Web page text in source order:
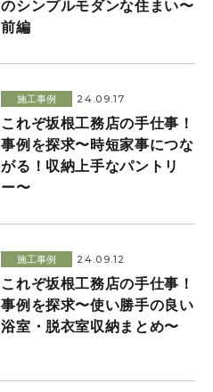
のシンプルモダンな住まい〜
前編
施工事例 24.09.17
これぞ坂根工務店の手仕事！
事例を探求〜時短家事につな
がる！収納上手なパントリ
ー〜
施工事例 24.09.12
これぞ坂根工務店の手仕事！
事例を探求〜使い勝手の良い
浴室・脱衣室収納まとめ〜